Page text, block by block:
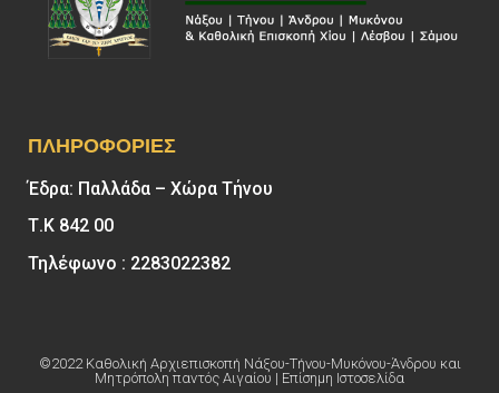
ΠΛΗΡΟΦΟΡΊΕΣ
Έδρα: Παλλάδα – Χώρα Τήνου
Τ.Κ 842 00
Τηλέφωνο : 2283022382
©2022 Καθολική Αρχιεπισκοπή Νάξου-Τήνου-Μυκόνου-Άνδρου και
Μητρόπολη παντός Αιγαίου | Επίσημη Ιστοσελίδα